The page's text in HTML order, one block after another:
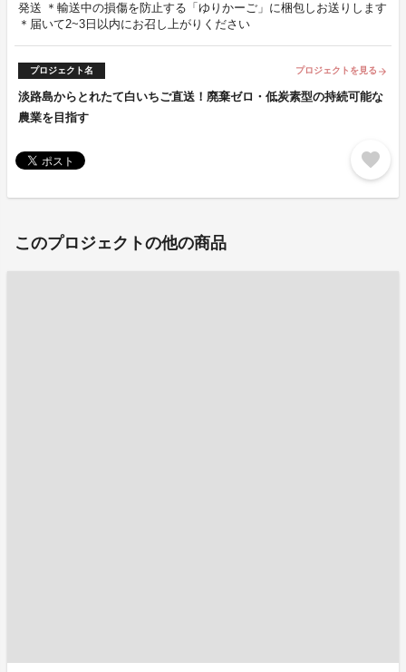
発送 ＊輸送中の損傷を防止する「ゆりかーご」に梱包しお送りします
＊届いて2~3日以内にお召し上がりください
プロジェクト名 プロジェクトを見る arrow_forward
淡路島からとれたて白いちご直送！廃棄ゼロ・低炭素型の持続可能な
農業を目指す
favorite
このプロジェクトの他の商品